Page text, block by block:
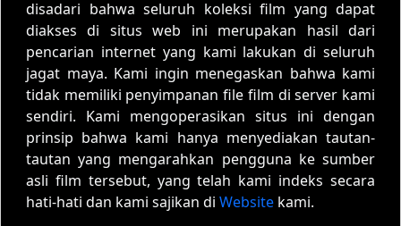
disadari bahwa seluruh koleksi film yang dapat
diakses di situs web ini merupakan hasil dari
pencarian internet yang kami lakukan di seluruh
jagat maya. Kami ingin menegaskan bahwa kami
tidak memiliki penyimpanan file film di server kami
sendiri. Kami mengoperasikan situs ini dengan
prinsip bahwa kami hanya menyediakan tautan-
tautan yang mengarahkan pengguna ke sumber
asli film tersebut, yang telah kami indeks secara
hati-hati dan kami sajikan di Website kami.